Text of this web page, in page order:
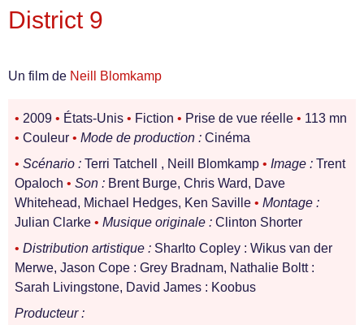
District 9
Un film de Neill Blomkamp
• 2009 • États-Unis • Fiction • Prise de vue réelle • 113 mn
• Couleur • Mode de production : Cinéma
• Scénario : Terri Tatchell , Neill Blomkamp • Image : Trent
Opaloch • Son : Brent Burge, Chris Ward, Dave
Whitehead, Michael Hedges, Ken Saville • Montage :
Julian Clarke • Musique originale : Clinton Shorter
• Distribution artistique : Sharlto Copley : Wikus van der
Merwe, Jason Cope : Grey Bradnam, Nathalie Boltt :
Sarah Livingstone, David James : Koobus
Producteur :